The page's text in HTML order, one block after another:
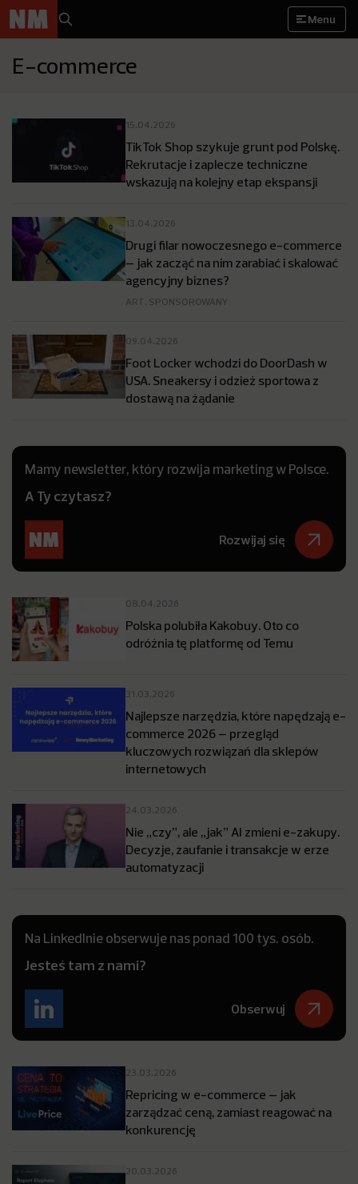
Menu
E-commerce
15.04.2026
TikTok Shop szykuje grunt pod Polskę.
Rekrutacje i zaplecze techniczne
wskazują na kolejny etap ekspansji
13.04.2026
Drugi filar nowoczesnego e-commerce
– jak zacząć na nim zarabiać i skalować
agencyjny biznes?
ART. SPONSOROWANY
09.04.2026
Foot Locker wchodzi do DoorDash w
USA. Sneakersy i odzież sportowa z
dostawą na żądanie
Mamy newsletter, który rozwija marketing w Polsce.
A Ty czytasz?
Rozwijaj się
08.04.2026
Polska polubiła Kakobuy. Oto co
odróżnia tę platformę od Temu
31.03.2026
Najlepsze narzędzia, które napędzają e-
commerce 2026 – przegląd
kluczowych rozwiązań dla sklepów
internetowych
24.03.2026
Nie „czy”, ale „jak” AI zmieni e-zakupy.
Decyzje, zaufanie i transakcje w erze
automatyzacji
Na LinkedInie obserwuje nas ponad 100 tys. osób.
Jesteś tam z nami?
Obserwuj
23.03.2026
Repricing w e-commerce – jak
zarządzać ceną, zamiast reagować na
konkurencję
20.03.2026